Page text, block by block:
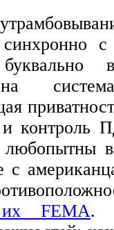
контроль
с
FEMA.